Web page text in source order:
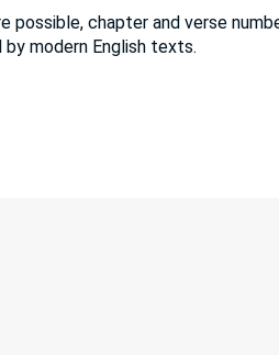
possible, chapter and verse
modern English texts.